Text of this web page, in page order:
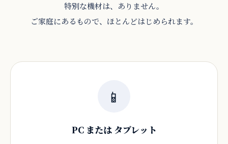
特別な機材は、ありません。
ご家庭にあるもので、ほとんどはじめられます。
📱
PC または タブレット